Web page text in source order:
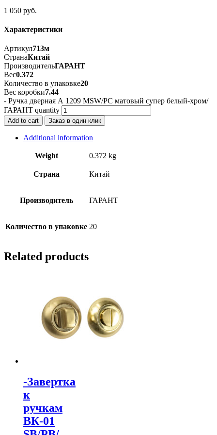
1 050 руб.
Характеристики
Артикул713м
СтранаКитай
ПроизводительГАРАНТ
Вес0.372
Количество в упаковке20
Вес коробки7.44
- Ручка дверная А 1209 MSW/PC матовый супер белый-хром/
ГАРАНТ quantity
Add to cart Заказ в один клик
Additional information
Weight 0.372 kg
Страна Китай
Производитель ГАРАНТ
Количество в упаковке 20
Related products
-Завертка
к
ручкам
ВК-01